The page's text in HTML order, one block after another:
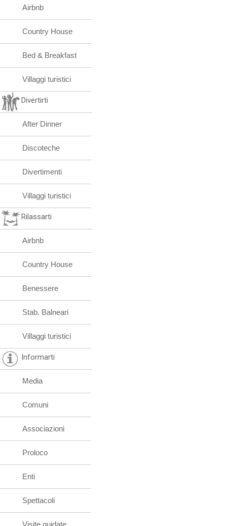
Airbnb
Country House
Bed & Breakfast
Villaggi turistici
Divertirti
After Dinner
Discoteche
Divertimenti
Villaggi turistici
Rilassarti
Airbnb
Country House
Benessere
Stab. Balneari
Villaggi turistici
Informarti
Media
Comuni
Associazioni
Proloco
Enti
Spettacoli
Visite guidate